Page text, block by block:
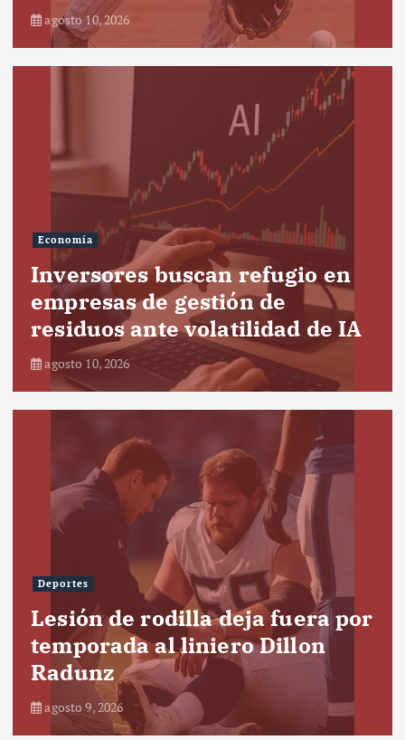
agosto 10, 2026
Economía
Inversores buscan refugio en
empresas de gestión de
residuos ante volatilidad de IA
agosto 10, 2026
Deportes
Lesión de rodilla deja fuera por
temporada al liniero Dillon
Radunz
agosto 9, 2026